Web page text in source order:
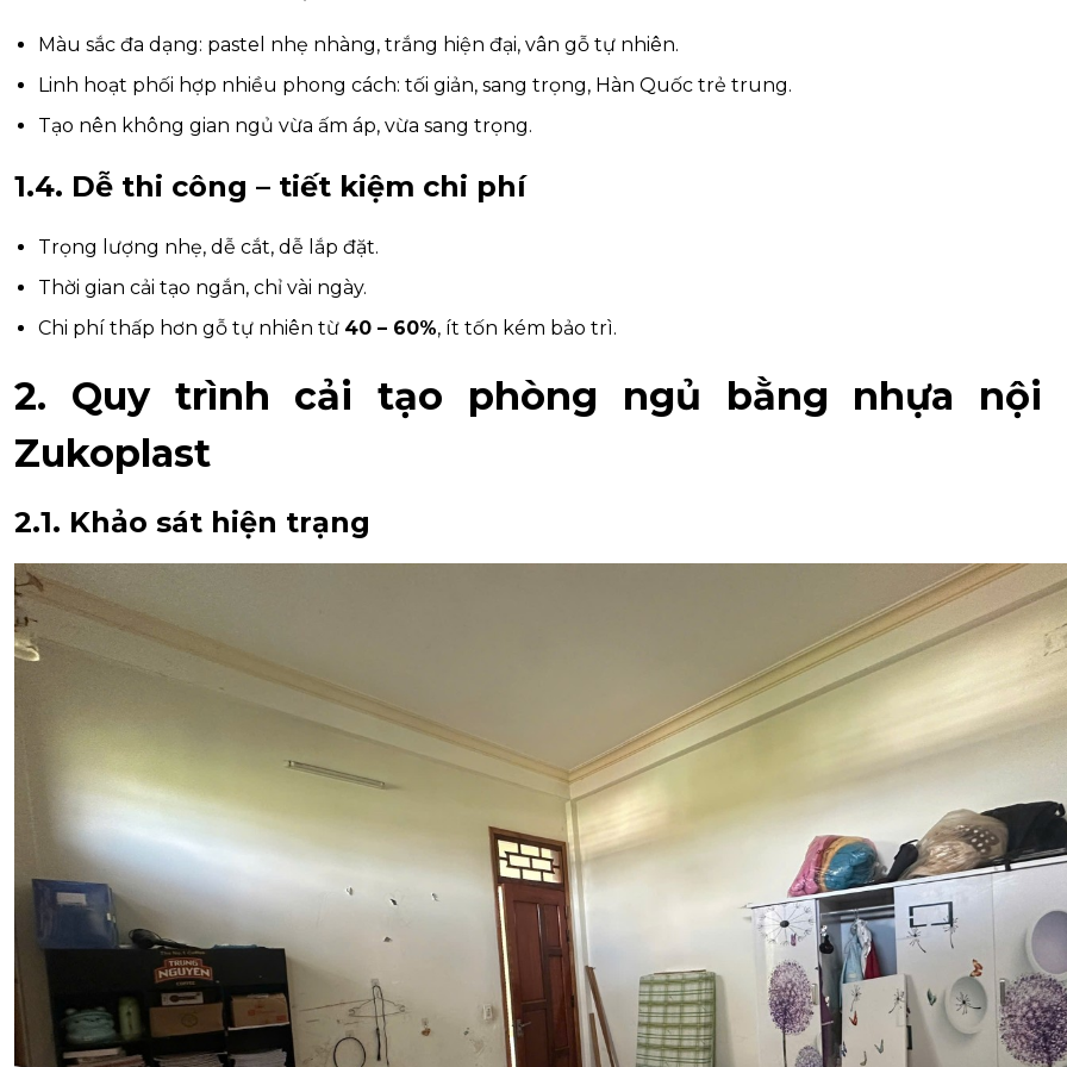
Màu sắc đa dạng: pastel nhẹ nhàng, trắng hiện đại, vân gỗ tự nhiên.
Linh hoạt phối hợp nhiều phong cách: tối giản, sang trọng, Hàn Quốc trẻ trung.
Tạo nên không gian ngủ vừa ấm áp, vừa sang trọng.
1.4. Dễ thi công – tiết kiệm chi phí
Trọng lượng nhẹ, dễ cắt, dễ lắp đặt.
Thời gian cải tạo ngắn, chỉ vài ngày.
Chi phí thấp hơn gỗ tự nhiên từ 40 – 60%, ít tốn kém bảo trì.
2. Quy trình cải tạo phòng ngủ bằng nhựa nội
Zukoplast
2.1. Khảo sát hiện trạng